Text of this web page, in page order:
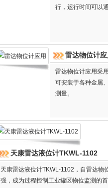
行，运行时间可以
雷达物位计应
雷达物位计应用采
可安装于各种金属
测量。
天康雷达液位计TKWL-1102
天康雷达液位计TKWL-1102，自雷达物
强，成为过程控制工业罐区物位监测的